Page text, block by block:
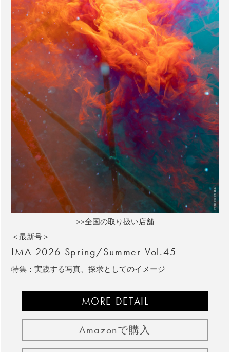
>>全国の取り扱い店舗
＜最新号＞
IMA 2026 Spring/Summer Vol.45
特集：実践する写真、探求としてのイメージ
MORE DETAIL
Amazonで購入